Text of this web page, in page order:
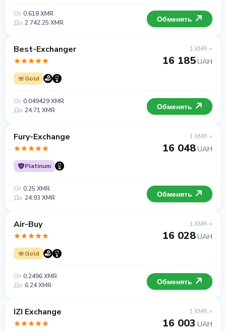
От 0.618 XMR
До 2 742.25 XMR Обменять
Best-Exchanger
Gold
1 XMR =
16 185UAH
От 0.049429 XMR
До 24.71 XMR Обменять
Fury-Exchange
Platinum
1 XMR =
16 048UAH
От 0.25 XMR
До 24.93 XMR Обменять
Air-Buy
Gold
1 XMR =
16 028UAH
От 0.2496 XMR
До 6.24 XMR Обменять
IZI Exchange 1 XMR =
16 003 UAH